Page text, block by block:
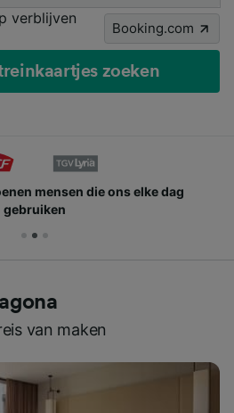
verblijven
Booking.com
zoeken
mensen die ons elke dag
gebruiken
van maken